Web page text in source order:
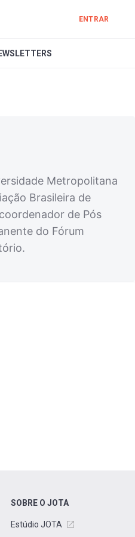
ENTRAR
Metropolitana
Brasileira de
de Pós
do Fórum
SOBRE O JOTA
Estúdio JOTA